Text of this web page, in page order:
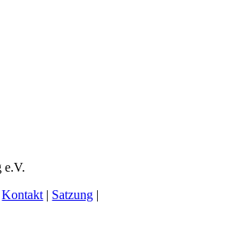
Kontakt | Satzung |